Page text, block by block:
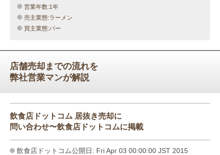
営業年数:1年
売主業態:ラーメン
買主業態:バー
店舗売却までの流れを
弊社営業マンが解説
飲食店ドットコム 居抜き売却に
問い合わせ〜飲食店ドットコムに掲載
飲食店ドットコム公開日: Fri Apr 03 00:00:00 JST 2015